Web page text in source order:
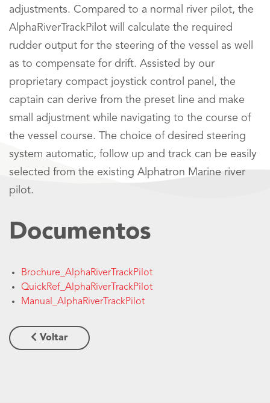
adjustments. Compared to a normal river pilot, the
AlphaRiverTrackPilot will calculate the required
rudder output for the steering of the vessel as well
as to compensate for drift. Assisted by our
proprietary compact joystick control panel, the
captain can derive from the preset line and make
small adjustment while navigating to the course of
the vessel course. The choice of desired steering
system automatic, follow up and track can be easily
selected from the existing Alphatron Marine river
pilot.
Documentos
Brochure_AlphaRiverTrackPilot
QuickRef_AlphaRiverTrackPilot
Manual_AlphaRiverTrackPilot
Voltar